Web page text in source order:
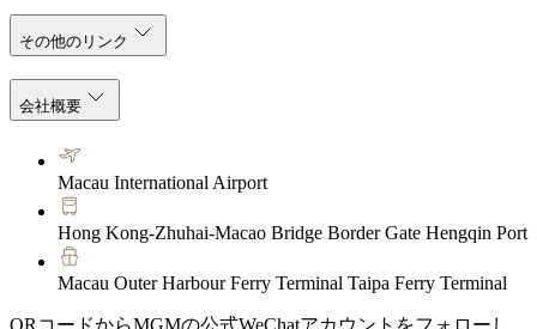
その他のリンク
会社概要
Macau International Airport
Hong Kong-Zhuhai-Macao Bridge Border Gate Hengqin Port
Macau Outer Harbour Ferry Terminal Taipa Ferry Terminal
QRコードからMGMの公式WeChatアカウントをフォローし